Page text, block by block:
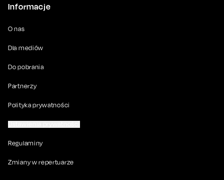
Informacje
O nas
Dla mediów
Do pobrania
Partnerzy
Polityka prywatności
Regulaminy
Zmiany w repertuarze